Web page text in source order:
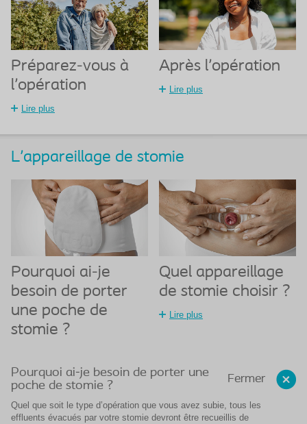
Préparez-vous à
l'opération
Lire plus
Après l'opération
Lire plus
L'appareillage de stomie
Pourquoi ai-je
besoin de porter
une poche de
stomie ?
Quel appareillage
de stomie choisir ?
Lire plus
Fermer
Pourquoi ai-je besoin de porter une
poche de stomie ?
Quel que soit le type d’opération que vous avez subie, tous les
effluents évacués par votre stomie devront être recueillis de